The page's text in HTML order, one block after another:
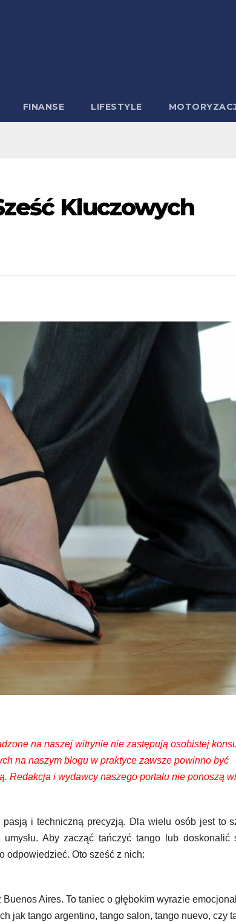
FINANSE LIFESTYLE
Kluczowych
na naszej witrynie nie zastępują osobistej
na naszym blogu w praktyce zawsze powinno być
Redakcja i wydawcy naszego portalu nie ponoszą
i techniczną precyzją. Dla wielu osób jest to
Aby zacząć tańczyć tango lub doskonalić
odpowiedzieć. Oto sześć z nich:
Aires. To taniec o głębokim wyrazie
jak tango argentino, tango salon, tango nuevo, czy